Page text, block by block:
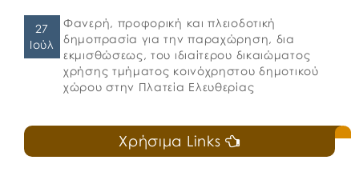
27
Ιούλ
Φανερή, προφορική και πλειοδοτική
δημοπρασία για την παραχώρηση, δια
εκμισθώσεως, του ιδιαίτερου δικαιώματος
χρήσης τμήματος κοινόχρηστου δημοτικού
χώρου στην Πλατεία Ελευθερίας
Χρήσιμα Links